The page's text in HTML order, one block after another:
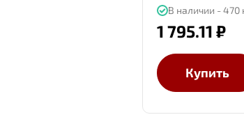
В наличии - 470
1 795.11 ₽
Купить